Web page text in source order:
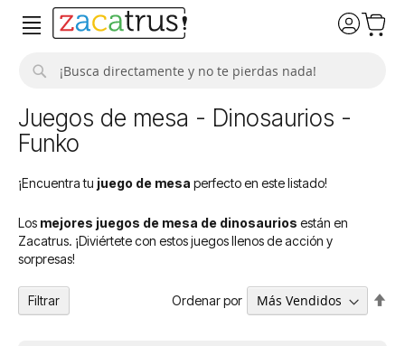
Juegos de mesa - Dinosaurios -
Funko
¡Encuentra tu juego de mesa perfecto en este listado!
Los mejores juegos de mesa de dinosaurios están en
Zacatrus. ¡Diviértete con estos juegos llenos de acción y
sorpresas!
Ordenar por
Filtrar